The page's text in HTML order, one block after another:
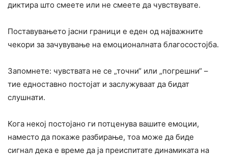
диктира што смеете или не смеете да чувствувате.
Поставувањето јасни граници е еден од најважните
чекори за зачувување на емоционалната благосостојба.
Запомнете: чувствата не се „точни“ или „погрешни“ –
тие едноставно постојат и заслужуваат да бидат
слушнати.
Кога некој постојано ги потценува вашите емоции,
наместо да покаже разбирање, тоа може да биде
сигнал дека е време да ја преиспитате динамиката на